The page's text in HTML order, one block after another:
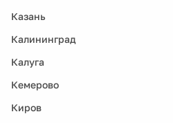
Казань
Калининград
Калуга
Кемерово
Киров